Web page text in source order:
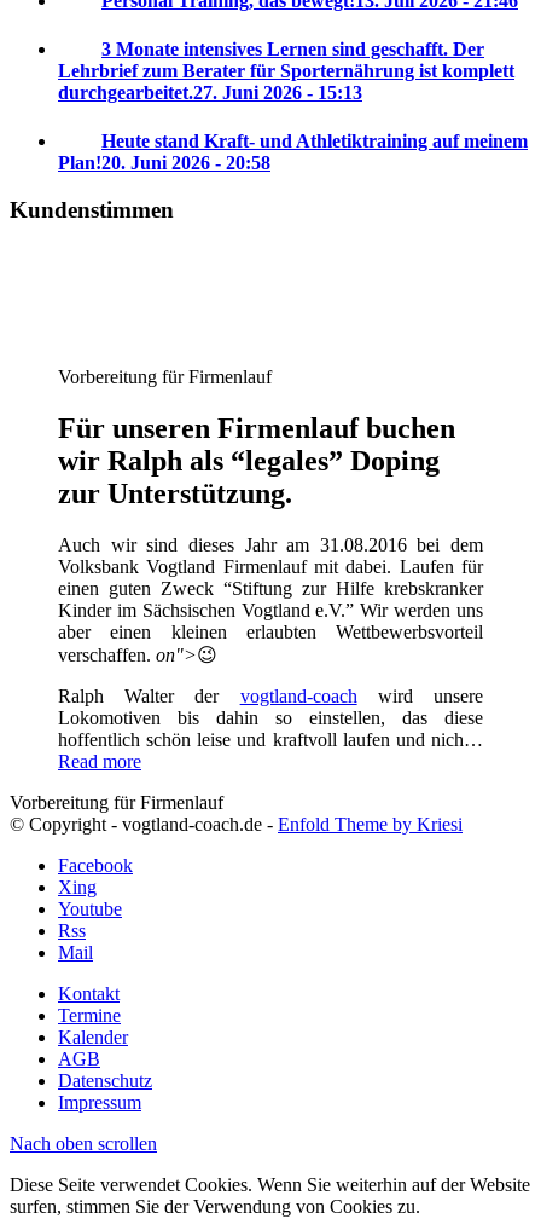
3 Monate intensives Lernen sind geschafft. Der
Lehrbrief zum Berater für Sporternährung ist komplett
durchgearbeitet.27. Juni 2026 - 15:13
Heute stand Kraft- und Athletiktraining auf meinem
Plan!20. Juni 2026 - 20:58
Kundenstimmen
Vorbereitung für Firmenlauf
Für unseren Firmenlauf buchen
wir Ralph als “legales” Doping
zur Unterstützung.
Auch wir sind dieses Jahr am 31.08.2016 bei dem
Volksbank Vogtland Firmenlauf mit dabei. Laufen für
einen guten Zweck “Stiftung zur Hilfe krebskranker
Kinder im Sächsischen Vogtland e.V.” Wir werden uns
aber einen kleinen erlaubten Wettbewerbsvorteil
verschaffen. on">😉
Ralph Walter der vogtland-coach wird unsere
Lokomotiven bis dahin so einstellen, das diese
hoffentlich schön leise und kraftvoll laufen und nich…
Read more
Vorbereitung für Firmenlauf
© Copyright - vogtland-coach.de - Enfold Theme by Kriesi
Facebook
Xing
Youtube
Rss
Mail
Kontakt
Termine
Kalender
AGB
Datenschutz
Impressum
Nach oben scrollen
Diese Seite verwendet Cookies. Wenn Sie weiterhin auf der Website
surfen, stimmen Sie der Verwendung von Cookies zu.